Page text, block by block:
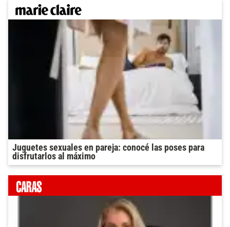
Juguetes sexuales en pareja: conocé las poses para
disfrutarlos al máximo